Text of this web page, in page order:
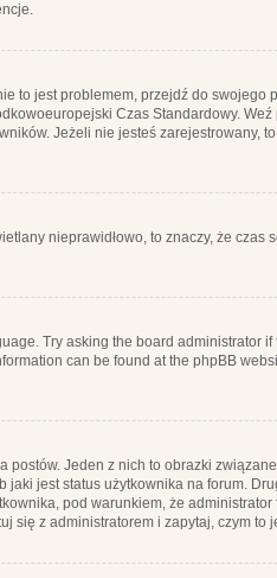
to jest problemem, przejdź do swojego
Czas Standardowy.
Jeżeli nie jesteś zarejestrowany,
nieprawidłowo, to znaczy, że czas
Try asking the board administrator if
can be found at the phpBB
Jeden z nich to obrazki
jest status użytkownika na forum.
pod warunkiem, że administrator
się z administratorem i zapytaj, czym to